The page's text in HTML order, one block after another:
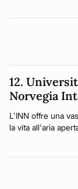
12.
Norvegia
L'INN offre una
la vita all'aria